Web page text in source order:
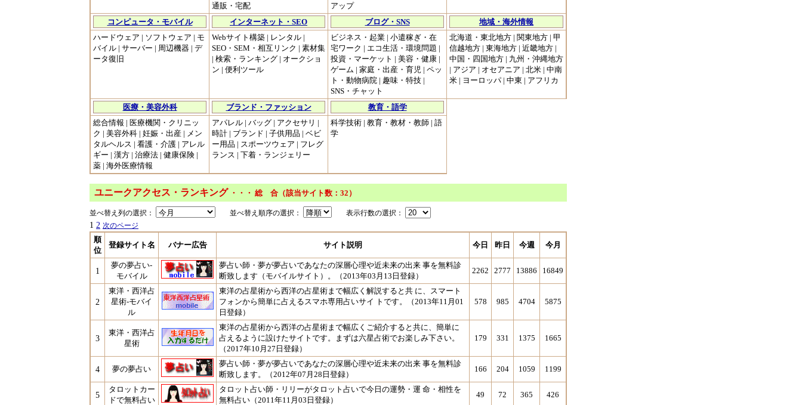
通販・宅配
アップ
コンピュータ・モバイル インターネット・SEO ブログ・SNS
地域・海外情報
ハードウェア | ソフトウェア | モ
バイル | サーバー | 周辺機器 | デ
ータ復旧
Webサイト構築 | レンタル |
SEO・SEM・相互リンク | 素材集
| 検索・ランキング | オークショ
ン | 便利ツール
ビジネス・起業 | 小遣稼ぎ・在
宅ワーク | エコ生活・環境問題 |
投資・マーケット | 美容・健康 |
ゲーム | 家庭・出産・育児 | ペッ
ト・動物病院 | 趣味・特技 |
SNS・チャット
北海道・東北地方 | 関東地方 | 甲
信越地方 | 東海地方 | 近畿地方 |
中国・四国地方 | 九州・沖縄地方
| アジア | オセアニア | 北米 | 中南
米 | ヨーロッパ | 中東 | アフリカ
医療・美容外科 ブランド・ファッション
教育・語学
総合情報 | 医療機関・クリニッ
ク | 美容外科 | 妊娠・出産 | メン
タルヘルス | 看護・介護 | アレル
ギー | 漢方 | 治療法 | 健康保険 |
薬 | 海外医療情報
アパレル | バッグ | アクセサリ |
時計 | ブランド | 子供用品 | ベビ
ー用品 | スポーツウェア | フレグ
ランス | 下着・ランジェリー
科学技術 | 教育・教材・教師 | 語
学
ユニークアクセス・ランキング ・・・ 総 合（該当サイト数：32）
並べ替え列の選択： 並べ替え順序の選択： 表示行数の選択：
1 2 次のページ
順
位
登録サイト名 バナー広告 サイト説明 今日 昨日 今週 今月
1
夢の夢占い-
モバイル
夢占い師・夢が夢占いであなたの深層心理や近未来の出来 事を無料診
断致します（モバイルサイト）。（2013年03月13日登録）
2262 2777 13886 16849
2
東洋・西洋占
星術-モバイ
ル
東洋の占星術から西洋の占星術まで幅広く解説すると共 に、スマート
フォンから簡単に占えるスマホ専用占いサイ トです。（2013年11月01
日登録）
578 985 4704 5875
3
東洋・西洋占
星術
東洋の占星術から西洋の占星術まで幅広くご紹介すると共に、簡単に
占えるように設けたサイトです。まずは六星占術でお楽しみ下さい。
（2017年10月27日登録）
179 331 1375 1665
4 夢の夢占い
夢占い師・夢が夢占いであなたの深層心理や近未来の出来 事を無料診
断致します。（2012年07月28日登録）
166 204 1059 1199
5
タロットカー
ドで無料占い
タロット占い師・リリーがタロット占いで今日の運勢・運 命・相性を
無料占い（2011年11月03日登録）
49 72 365 426